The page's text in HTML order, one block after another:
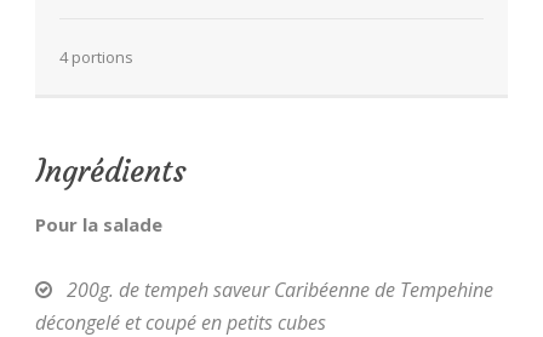
FR
4 portions
Ingrédients
Pour la salade
200g. de tempeh saveur Caribéenne de Tempehine
décongelé et coupé en petits cubes